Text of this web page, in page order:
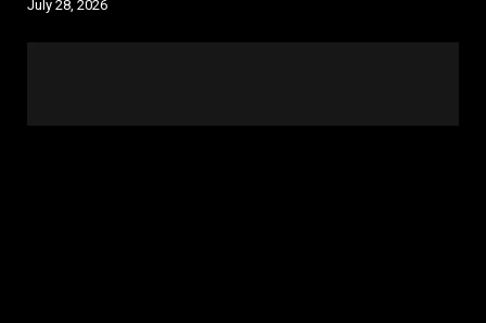
July 28, 2026